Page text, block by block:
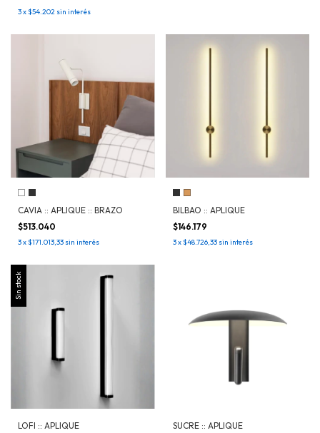
3x$54.202 sin interés
CAVIA :: APLIQUE :: BRAZO
$513.040
3x$171.013,33 sin interés
BILBAO :: APLIQUE
$146.179
3x$48.726,33 sin interés
Sin stock
LOFI :: APLIQUE
SUCRE :: APLIQUE